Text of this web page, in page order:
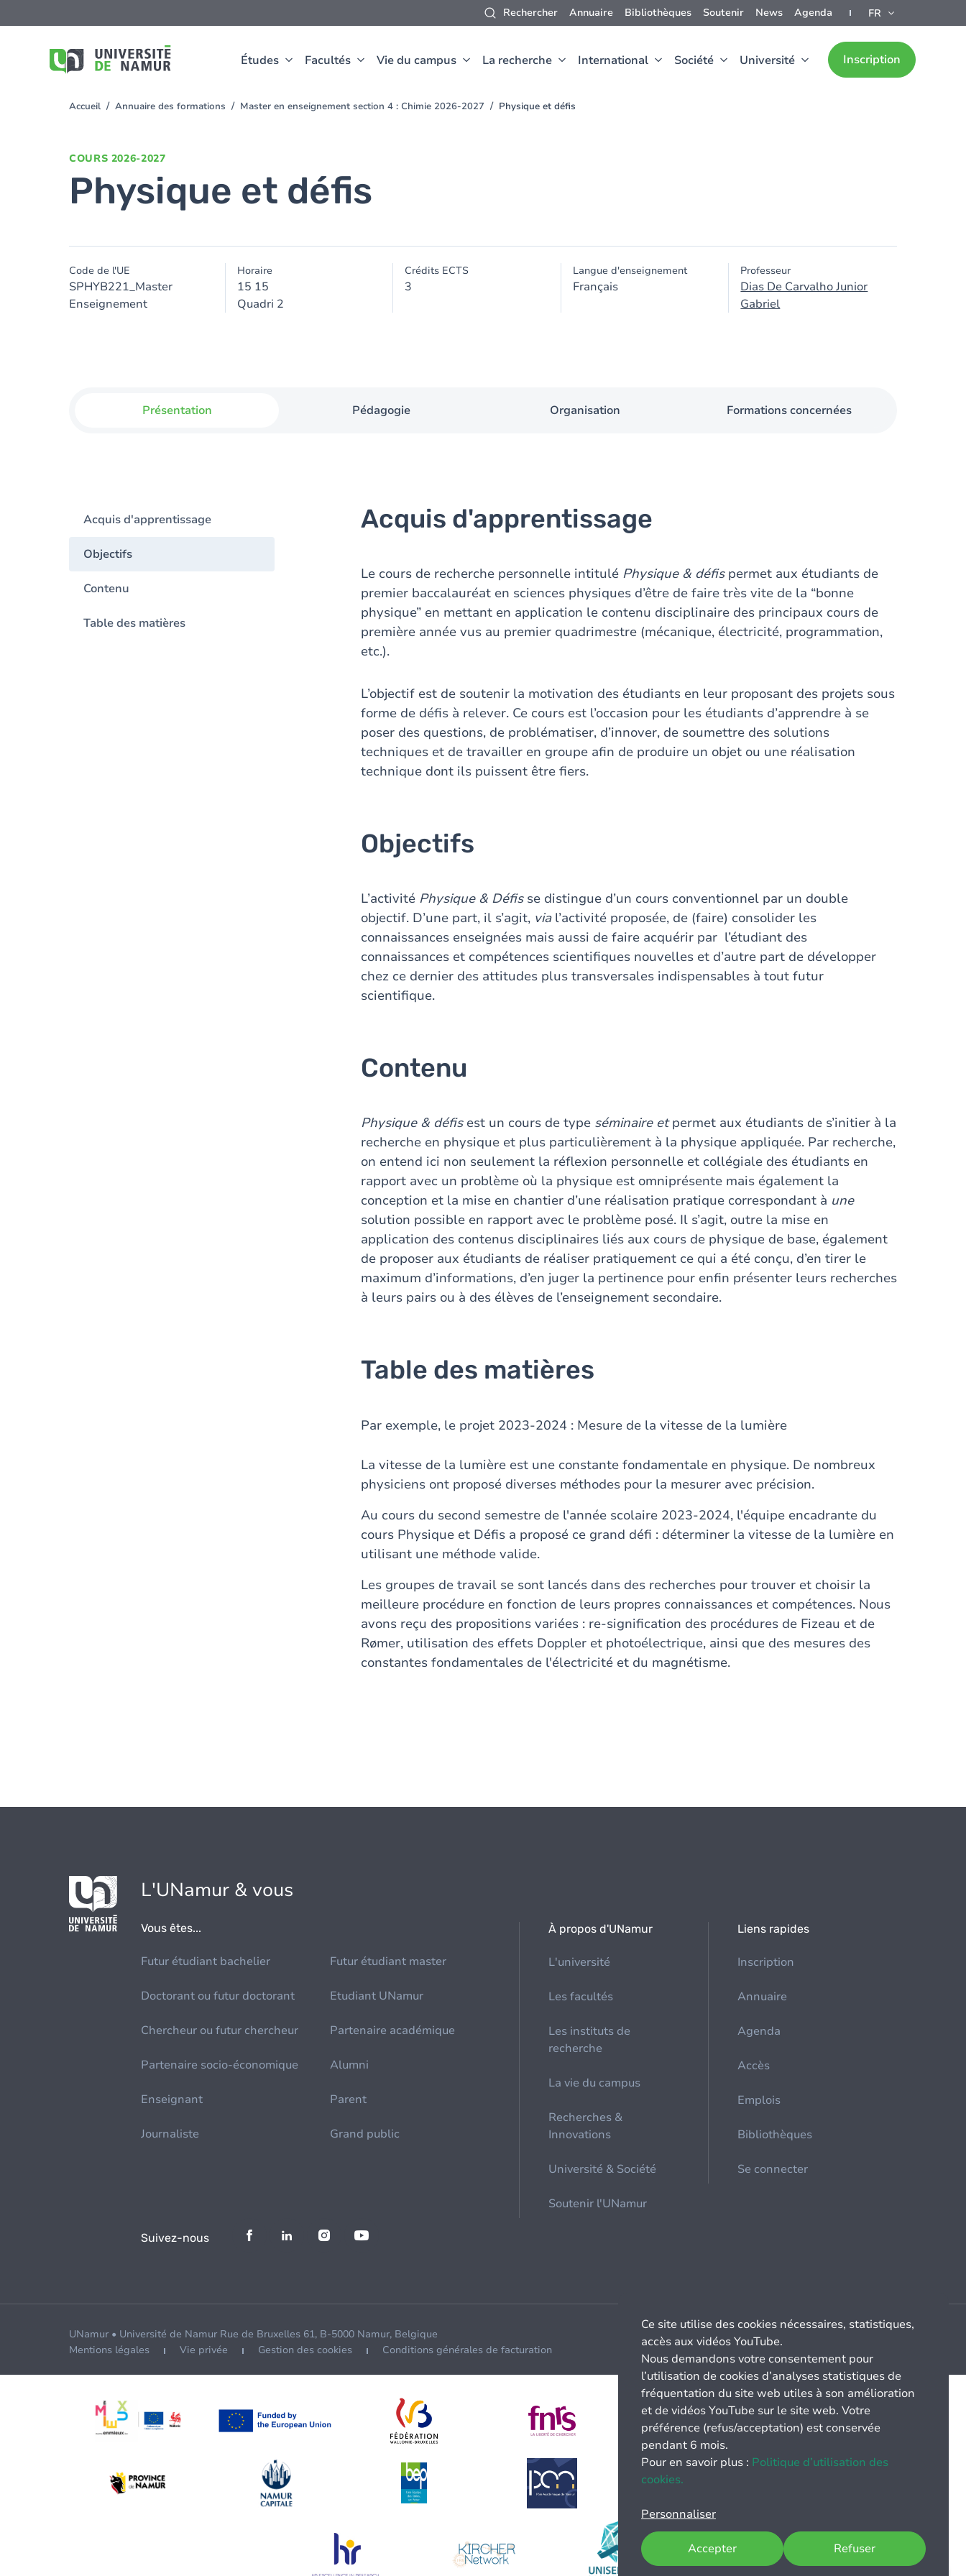
Rechercher Annuaire Bibliothèques Soutenir News Agenda FR
Études Facultés Vie du campus La recherche International Société Université Inscription
au
You
Accueil Annuaire des formations Master en enseignement section 4 : Chimie 2026-2027 Physique et défis
COURS 2026-2027
Physique et défis
Code de l'UE
SPHYB221_Master
Enseignement
Horaire
15 15
Quadri 2
Crédits ECTS
3
Langue d'enseignement
Français
Professeur
Dias De Carvalho Junior
Gabriel
Présentation Pédagogie Organisation Formations concernées
Acquis d'apprentissage
Objectifs
Contenu
Table des matières
Acquis d'apprentissage
Le cours de recherche personnelle intitulé Physique & défispermet aux étudiants de
premier baccalauréat en sciences physiques d’être de faire très vite de la “bonne
physique” en mettant en application le contenu disciplinaire des principaux cours de
première année vus au premier quadrimestre (mécanique, électricité, programmation,
etc.).
L’objectif est de soutenir la motivation des étudiants en leur proposant des projets sous
forme de défis à relever. Ce cours est l’occasion pour les étudiants d’apprendre à se
poser des questions, de problématiser, d’innover, de soumettre des solutions
techniques et de travailler en groupe afin de produire un objet ou une réalisation
technique dont ils puissent être fiers.
Objectifs
L’activité Physique & Défisse distingue d’un cours conventionnel par un double
objectif. D’une part, il s’agit, vial’activité proposée, de (faire) consolider les
connaissances enseignées mais aussi de faire acquérir par l’étudiant des
connaissances et compétences scientifiques nouvelles et d’autre part de développer
chez ce dernier des attitudes plus transversales indispensables à tout futur
scientifique.
Contenu
Physique & défisest un cours de type séminaire etpermet aux étudiants de s’initier à la
recherche en physique et plus particulièrement à la physique appliquée. Par recherche,
on entend ici non seulement la réflexion personnelle et collégiale des étudiants en
rapport avec un problème où la physique est omniprésente mais également la
conception et la mise en chantier d’une réalisation pratique correspondant à une
solution possible en rapport avec le problème posé. Il s’agit, outre la mise en
application des contenus disciplinaires liés aux cours de physique de base, également
de proposer aux étudiants de réaliser pratiquement ce qui a été conçu, d’en tirer le
maximum d’informations, d’en juger la pertinence pour enfin présenter leurs recherches
à leurs pairs ou à des élèves de l’enseignement secondaire.
Table des matières
Par exemple, le projet 2023-2024 : Mesure de la vitesse de la lumière
La vitesse de la lumière est une constante fondamentale en physique. De nombreux
physiciens ont proposé diverses méthodes pour la mesurer avec précision.
Au cours du second semestre de l'année scolaire 2023-2024, l'équipe encadrante du
cours Physique et Défis a proposé ce grand défi : déterminer la vitesse de la lumière en
utilisant une méthode valide.
Les groupes de travail se sont lancés dans des recherches pour trouver et choisir la
meilleure procédure en fonction de leurs propres connaissances et compétences. Nous
avons reçu des propositions variées : re-signification des procédures de Fizeau et de
Rømer, utilisation des effets Doppler et photoélectrique, ainsi que des mesures des
constantes fondamentales de l'électricité et du magnétisme.
L'UNamur & vous
Vous êtes...
Futur étudiant bachelier Futur étudiant master
Doctorant ou futur doctorant Etudiant UNamur
Chercheur ou futur chercheur Partenaire académique
Partenaire socio-économique Alumni
Enseignant Parent
Journaliste Grand public
À propos d'UNamur
L'université
Les facultés
Les instituts de
recherche
La vie du campus
Recherches &
Innovations
Université & Société
Soutenir l'UNamur
Liens rapides
Inscription
Annuaire
Agenda
Accès
Emplois
Bibliothèques
Se connecter
Suivez-nous
UNamur • Université de Namur Rue de Bruxelles 61, B-5000 Namur, Belgique
Mentions légales
Vie privée Gestion des cookies Conditions générales de facturation
Ce site utilise des cookies nécessaires, statistiques,
accès aux vidéos YouTube.
Nous demandons votre consentement pour
l’utilisation de cookies d’analyses statistiques de
fréquentation du site web utiles à son amélioration
et de vidéos YouTube sur le site web. Votre
préférence (refus/acceptation) est conservée
pendant 6 mois.
Pour en savoir plus : Politique d’utilisation des
cookies.
Personnaliser
Refuser
Accepter